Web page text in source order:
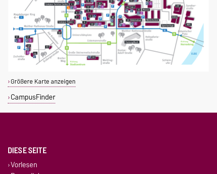
Größere Karte anzeigen
CampusFinder
DIESE SEITE
Vorlesen